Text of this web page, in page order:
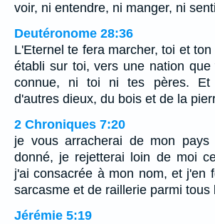
voir, ni entendre, ni manger, ni
Deutéronome 28:36
L'Eternel te fera marcher, toi et
établi sur toi, vers une nation que
connue, ni toi ni tes pères. Et
d'autres dieux, du bois et de la
2 Chroniques 7:20
je vous arracherai de mon
donné, je rejetterai loin de moi
j'ai consacrée à mon nom, et j'en
sarcasme et de raillerie parmi tous
Jérémie 5:19